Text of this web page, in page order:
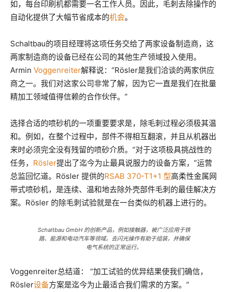
如，每台印刷机都需要一名工作人员。因此，毛刺去除操作的
自动化提供了大幅节省成本的机会。
Schaltbau的项目经理将这项任务交给了两家设备制造商，这
两家制造商的设备已经在公司的其他生产领域投入使用。
Armin Voggenreiter解释说：“Rösler是我们洽谈的两家供应
商之一。我们对这家公司非常了解，因为它一直是我们在批量
精加工领域值得信赖的合作伙伴。”
选择合适的喷砂机的一项重要要求是，除毛刺过程必须极其温
和。例如，在整个过程中，部件不得相互翻滚，并且从机器出
来时必须完全没有残留的喷砂介质。“对于这项极具挑战性的
任务， Rösler提出了迄今为止最具说服力的设备方案，”运营
总监回忆道。Rösler 提供的RSAB 370-T1+1 型高柔性金属网
带式喷砂机，是连续、温和地去除外壳部件毛刺的最佳解决方
案。Rösler 的除毛刺试验就是在一台类似的机器上进行的。
Schaltbau GmbH 的创新产品，例如接触器，被广泛应用于铁
路、能源和电动汽车等领域。去闪光操作有助于组装，并确保
电气系统的正常运行。
Voggenreiter总结道： “加工试验的优异结果使我们确信，
Rösler设备方案是迄今为止最适合我们需求的方案。”